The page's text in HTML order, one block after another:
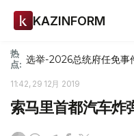
KAZINFORM
热
点: 选举-2026总统府任免事
11:42, 29 12月 2019
索马里首都汽车炸